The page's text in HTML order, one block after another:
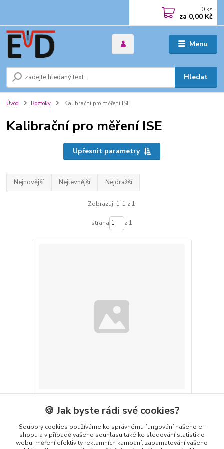
Menu
Hledat
0 ks
za 0,00 Kč
Úvod Roztoky Kalibrační pro měření ISE
Kalibrační pro měření ISE
Upřesnit parametry
Nejnovější Nejlevnější Nejdražší
Zobrazuji 1-1 z 1
strana z 1
Zvolit variantu
🍪 Jak byste rádi své cookies?
Soubory cookies používáme ke správnému fungování našeho e-
shopu a v případě vašeho souhlasu také ke sledování statistik o
webu, měření efektivity reklamních kampaní, zapamatování vašeho